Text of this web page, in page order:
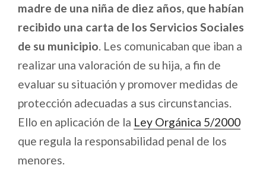
madre de una niña de diez años, que habían
recibido una carta de los Servicios Sociales
de su municipio . Les comunicaban que iban a
realizar una valoración de su hija, a fin de
evaluar su situación y promover medidas de
protección adecuadas a sus circunstancias.
Ello en aplicación de la Ley Orgánica 5/2000
que regula la responsabilidad penal de los
menores.